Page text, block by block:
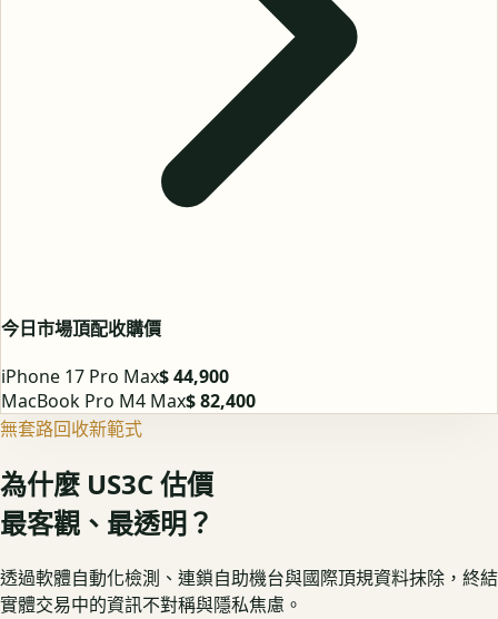
今日市場頂配收購價
iPhone 17 Pro Max$ 44,900
MacBook Pro M4 Max$ 82,400
無套路回收新範式
為什麼 US3C 估價
最客觀、最透明？
透過軟體自動化檢測、連鎖自助機台與國際頂規資料抹除，終結
實體交易中的資訊不對稱與隱私焦慮。